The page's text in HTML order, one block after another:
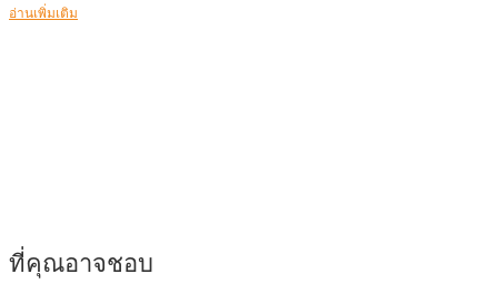
อ่านเพิ่มเติม
ที่คุณอาจชอบ